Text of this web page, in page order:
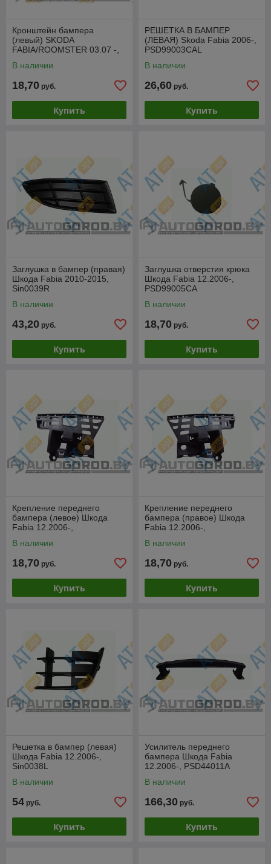
Кронштейн бампера
(левый) SKODA
FABIA/ROOMSTER 03.07 -,
В наличии
18,70 руб.
Купить
РЕШЕТКА В БАМПЕР
(ЛЕВАЯ) Skoda Fabia 2006-,
PSD99003CAL
В наличии
26,60 руб.
Купить
Заглушка в бампер (правая)
Шкода Fabia 2010-2015,
Sin0039R
В наличии
43,20 руб.
Купить
Заглушка отверстия крюка
Шкода Fabia 12.2006-,
PSD99005CA
В наличии
18,70 руб.
Купить
Крепление переднего
бампера (левое) Шкода
Fabia 12.2006-,
В наличии
18,70 руб.
Купить
Крепление переднего
бампера (правое) Шкода
Fabia 12.2006-,
В наличии
18,70 руб.
Купить
Решетка в бампер (левая)
Шкода Fabia 12.2006-,
Sin0038L
В наличии
54 руб.
Купить
Усилитель переднего
бампера Шкода Fabia
12.2006-, PSD44011A
В наличии
166,30 руб.
Купить